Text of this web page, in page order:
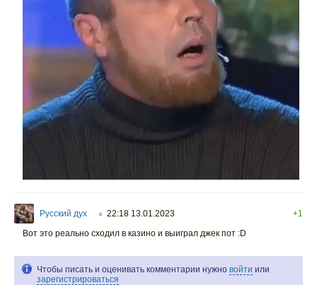
Русский дух ○ 22:18 13.01.2023
+1
Вот это реально сходил в казино и выиграл джек пот :D
Чтобы писать и оценивать комментарии нужно войти или
зарегистрироваться